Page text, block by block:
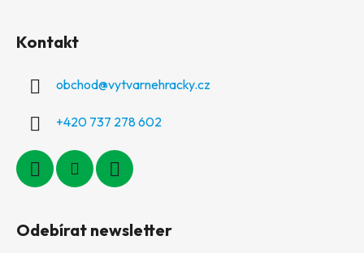
Kontakt
obchod@vytvarnehracky.cz
+420 737 278 602
Odebírat newsletter